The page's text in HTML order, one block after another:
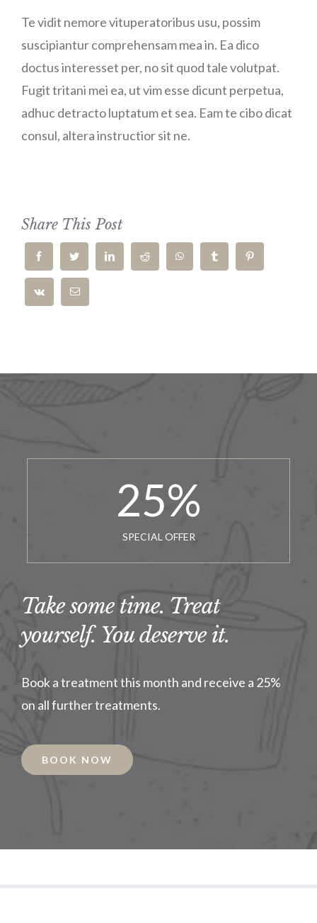
Te vidit nemore vituperatoribus usu, possim
suscipiantur comprehensam mea in. Ea dico
doctus interesset per, no sit quod tale volutpat.
Fugit tritani mei ea, ut vim esse dicunt perpetua,
adhuc detracto luptatum et sea. Eam te cibo dicat
consul, altera instructior sit ne.
Share This Post
25%
SPECIAL OFFER
Take some time. Treat
yourself. You deserve it.
Book a treatment this month and receive a 25%
on all further treatments.
BOOK NOW